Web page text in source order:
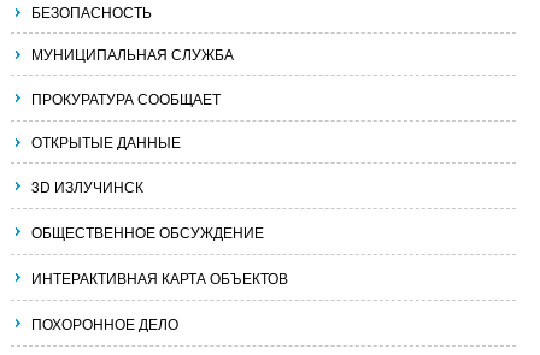
БЕЗОПАСНОСТЬ
МУНИЦИПАЛЬНАЯ СЛУЖБА
ПРОКУРАТУРА СООБЩАЕТ
ОТКРЫТЫЕ ДАННЫЕ
3D ИЗЛУЧИНСК
ОБЩЕСТВЕННОЕ ОБСУЖДЕНИЕ
ИНТЕРАКТИВНАЯ КАРТА ОБЪЕКТОВ
ПОХОРОННОЕ ДЕЛО